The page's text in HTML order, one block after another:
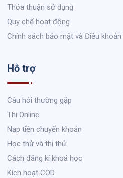
Thỏa thuận sử dụng
Quy chế hoạt động
Chính sách bảo mật và Điều khoản
Hỗ trợ
Câu hỏi thường gặp
Thi Online
Nạp tiền chuyển khoản
Học thử và thi thử
Cách đăng kí khoá học
Kích hoạt COD